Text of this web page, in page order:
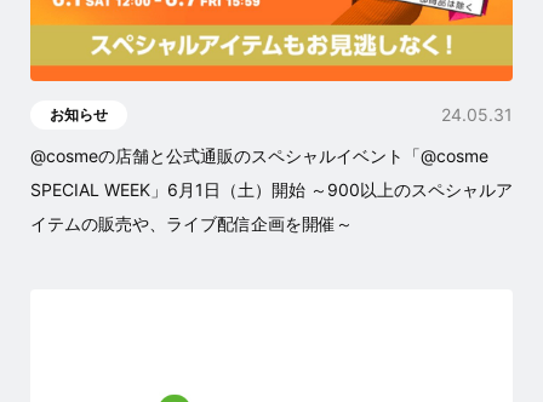
お知らせ
24.05.31
@cosmeの店舗と公式通販のスペシャルイベント「@cosme
SPECIAL WEEK」6月1日（土）開始 ～900以上のスペシャルア
イテムの販売や、ライブ配信企画を開催～